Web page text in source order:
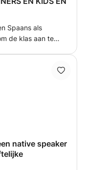
Spaans als
de klas aan te
leren.
native speaker